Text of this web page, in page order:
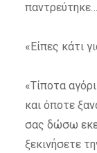
«Είπες κάτι
«Τίποτα
και όποτε
σας δώσω
ξεκινήσετε